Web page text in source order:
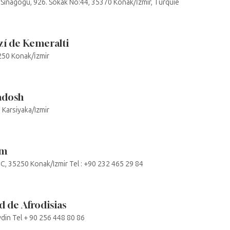
Sinagogu, 926. Sokak No:44, 35370 Konak/İzmir, Turquie
de Kemeralti
Konak/İzmir
Izmir
35250 Konak/Izmir Tel : +90 232 465 29 84
de Afrodisias
Tel + 90 256 448 80 86